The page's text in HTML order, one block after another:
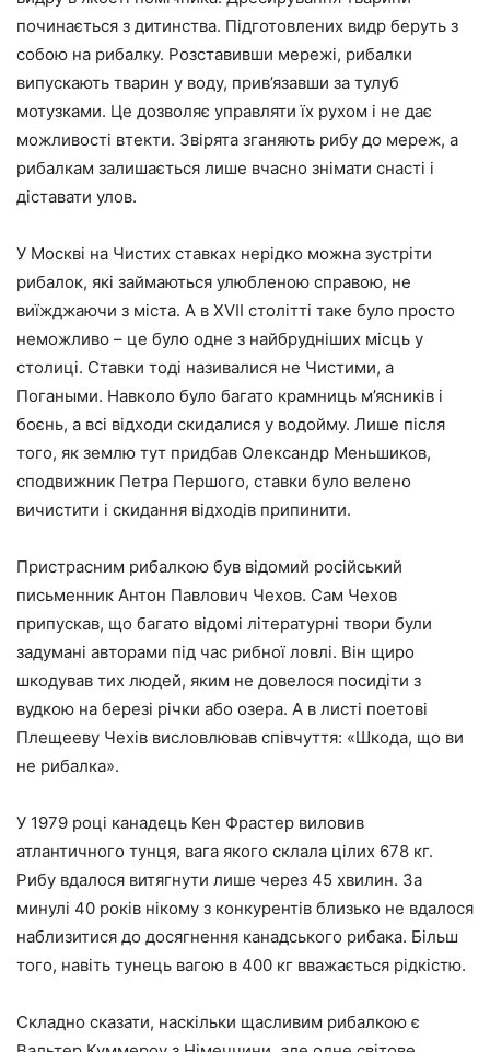
починається з дитинства. Підготовлених видр беруть з
собою на рибалку. Розставивши мережі, рибалки
випускають тварин у воду, прив’язавши за тулуб
мотузками. Це дозволяє управляти їх рухом і не дає
можливості втекти. Звірята зганяють рибу до мереж, а
рибалкам залишається лише вчасно знімати снасті і
діставати улов.
У Москві на Чистих ставках нерідко можна зустріти
рибалок, які займаються улюбленою справою, не
виїжджаючи з міста. А в XVII столітті таке було просто
неможливо – це було одне з найбрудніших місць у
столиці. Ставки тоді називалися не Чистими, а
Погаными. Навколо було багато крамниць м’ясників і
боєнь, а всі відходи скидалися у водойму. Лише після
того, як землю тут придбав Олександр Меньшиков,
сподвижник Петра Першого, ставки було велено
вичистити і скидання відходів припинити.
Пристрасним рибалкою був відомий російський
письменник Антон Павлович Чехов. Сам Чехов
припускав, що багато відомі літературні твори були
задумані авторами під час рибної ловлі. Він щиро
шкодував тих людей, яким не довелося посидіти з
вудкою на березі річки або озера. А в листі поетові
Плещееву Чехів висловлював співчуття: «Шкода, що ви
не рибалка».
У 1979 році канадець Кен Фрастер виловив
атлантичного тунця, вага якого склала цілих 678 кг.
Рибу вдалося витягнути лише через 45 хвилин. За
минулі 40 років нікому з конкурентів близько не вдалося
наблизитися до досягнення канадського рибака. Більш
того, навіть тунець вагою в 400 кг вважається рідкістю.
Складно сказати, наскільки щасливим рибалкою є